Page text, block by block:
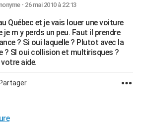
- 26 mai 2010 à 22:13
Québec et je vais louer une voiture
je m y perds un peu. Faut il prendre
? Si oui laquelle ? Plutot avec la
? SI oui collision et multirisques ?
aide.
Partager